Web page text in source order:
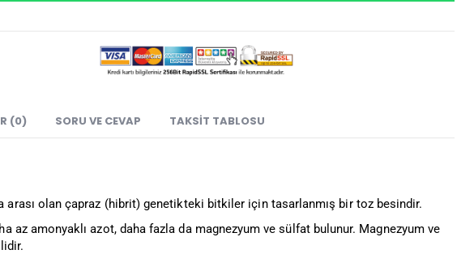
(0) SORU VE CEVAP TAKSIT TABLOSU
arası olan çapraz (hibrit) genetikteki bitkiler için tasarlanmış bir toz besindir.
az amonyaklı azot, daha fazla da magnezyum ve sülfat bulunur. Magnezyum ve